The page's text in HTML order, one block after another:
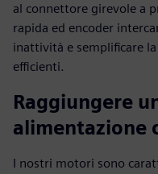
al connettore girevole a
rapida ed encoder
inattività e semplificare
efficienti.
Raggiungere
alimentazione
I nostri motori sono